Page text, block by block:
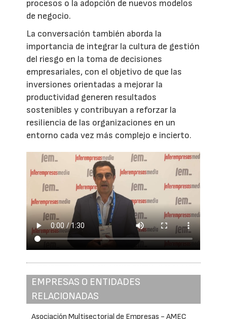
procesos o la adopción de nuevos modelos
de negocio.
La conversación también aborda la
importancia de integrar la cultura de gestión
del riesgo en la toma de decisiones
empresariales, con el objetivo de que las
inversiones orientadas a mejorar la
productividad generen resultados
sostenibles y contribuyan a reforzar la
resiliencia de las organizaciones en un
entorno cada vez más complejo e incierto.
EMPRESAS O ENTIDADES
RELACIONADAS
Asociación Multisectorial de Empresas - AMEC